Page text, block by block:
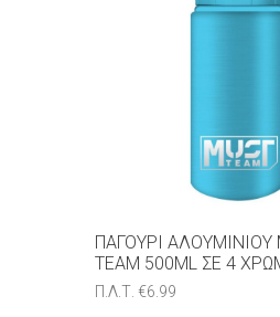
ΠΑΓΟΎΡΙ ΑΛΟΥΜΙΝΊΟΥ
TEAM 500ML ΣΕ 4
Π.Λ.Τ. €6.99